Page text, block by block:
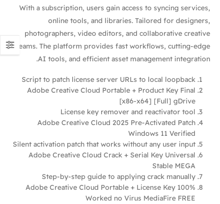
With a subscription, users gain access to syncing services,
online tools, and libraries. Tailored for designers,
photographers, video editors, and collaborative creative
teams. The platform provides fast workflows, cutting-edge
AI tools, and efficient asset management integration.
Script to patch license server URLs to local loopback
Adobe Creative Cloud Portable + Product Key Final
[x86-x64] [Full] gDrive
License key remover and reactivator tool
Adobe Creative Cloud 2025 Pre-Activated Patch
Windows 11 Verified
Silent activation patch that works without any user input
Adobe Creative Cloud Crack + Serial Key Universal
Stable MEGA
Step-by-step guide to applying crack manually
Adobe Creative Cloud Portable + License Key 100%
Worked no Virus MediaFire FREE